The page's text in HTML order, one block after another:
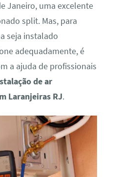
Janeiro, uma excelente
split. Mas, para
seja instalado
adequadamente, é
a ajuda de profissionais
de ar
Laranjeiras RJ.